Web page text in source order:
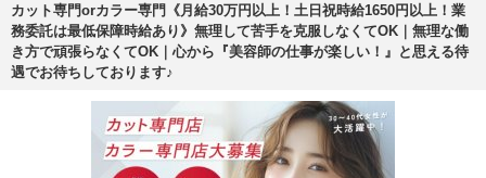
カット専門orカラー専門《月給30万円以上！土日祝時給1650円以上！業
務委託は最低保障時給あり》無理して苦手を克服しなくてOK｜無理な働
き方で頑張らなくてOK｜心から『美容師の仕事が楽しい！』と思える待
遇でお待ちしております♪